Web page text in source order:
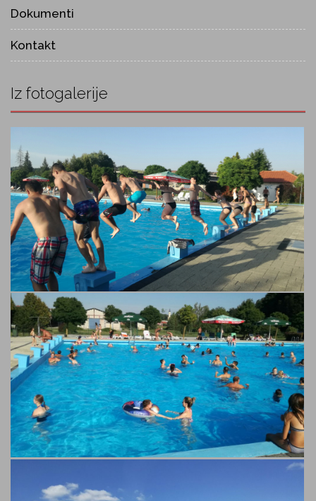
Dokumenti
Kontakt
Iz fotogalerije